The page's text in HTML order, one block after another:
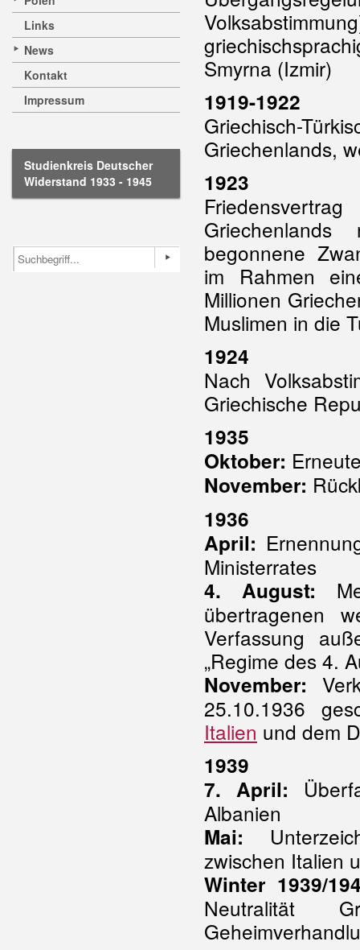
Links
News
Kontakt
Impressum
Studienkreis Deutscher
Widerstand 1933 - 1945
Smyrna (Izmir)
1919-1922
Griechisch-
Griechenlands,
1923
begonnene
im Rahmen
Millionen
Muslimen in die
1924
Nach
Griechische
1935
Oktober:
November:
1936
April:
Ministerrates
4. August:
übertragenen
Verfassung
„Regime des 4.
November:
25.10.1936
Italien und dem
1939
7. April:
Albanien
Mai:
zwischen Italien
Winter 1939/
Neutralität